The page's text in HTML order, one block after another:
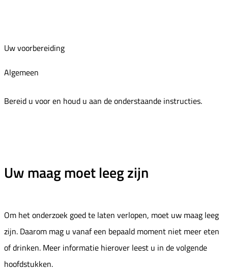
Uw voorbereiding
Algemeen
Bereid u voor en houd u aan de onderstaande instructies.
Uw maag moet leeg zijn
Om het onderzoek goed te laten verlopen, moet uw maag leeg
zijn. Daarom mag u vanaf een bepaald moment niet meer eten
of drinken. Meer informatie hierover leest u in de volgende
hoofdstukken.